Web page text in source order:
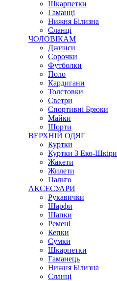
Шкарпетки
Гаманці
Нижня Білизна
Сланці
ЧОЛОВІКАМ
Джинси
Сорочки
Футболки
Поло
Кардигани
Толстовки
Светри
Спортивні Брюки
Майки
Шорти
ВЕРХНІЙ ОДЯГ
Куртки
Куртки З Еко-Шкіри
Жакети
Жилети
Пальто
АКСЕСУАРИ
Рукавички
Шарфи
Шапки
Ремені
Кепки
Сумки
Шкарпетки
Гаманець
Нижня Білизна
Сланці